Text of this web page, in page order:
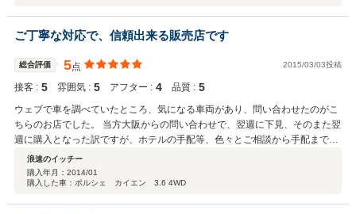
ご丁寧な対応で、信頼出来る販売店です
総合評価 5点 2015/03/03投稿
接客 : 5 雰囲気 : 5 アフター : 4 品質 : 5
ウェブで車を調べていたところ、気になる車両があり、問い合わせたのがこ
ちらのお店でした。 当方大阪からの問い合わせで、翌週に下見、そのまた翌
週に購入となった訳ですが、ホテルの手配等、色々とご相談から手配までし
て頂き、自分の中での『中古車販売店でのサービス』とゆう概念が変わりま
した。 コーヒー好きの気さくでイケメンな社長！非常にご丁寧な対応をして
頂き、また何より理想の車と出会えて満足です。 また機会があれば宜しくお
浪速のイッチー
購入年月： 2014/01
購入した車：ポルシェ カイエン 3.6 4WD